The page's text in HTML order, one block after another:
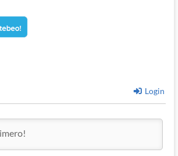
Login